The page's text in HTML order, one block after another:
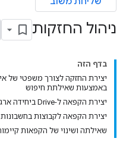
ניהול החזקות
בדף הזה
יצירת החזקה לצורך משפטי של
באמצעות שאילתת חיפוש
יצירת הקפאה ל-Drive ביחידה ארגונית וכוללת תוכן באחסון שיתופי
יצירת הקפאה לקבוצות
שאילתה ושינוי של הקפאות